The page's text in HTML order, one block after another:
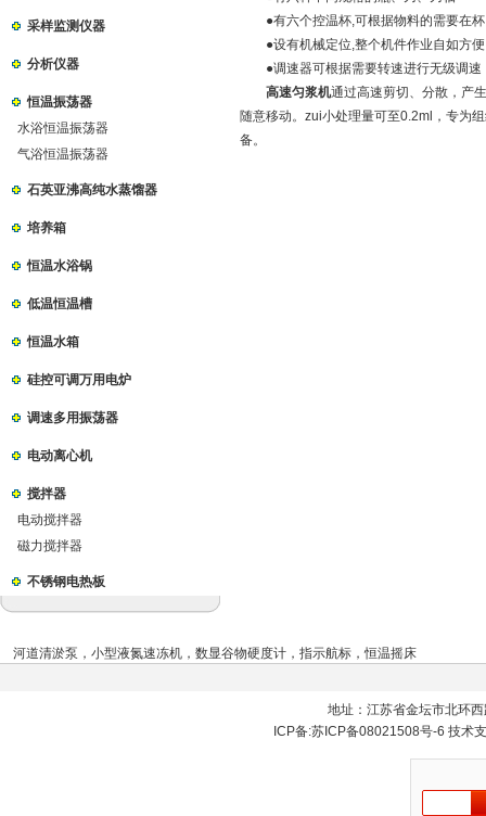
采样监测仪器
分析仪器
恒温振荡器
水浴恒温振荡器
气浴恒温振荡器
石英亚沸高纯水蒸馏器
培养箱
恒温水浴锅
低温恒温槽
恒温水箱
硅控可调万用电炉
调速多用振荡器
电动离心机
搅拌器
电动搅拌器
磁力搅拌器
不锈钢电热板
●有六个控温杯,可根据物料的需要在杯
●设有机械定位,整个机件作业自如方便
●调速器可根据需要转速进行无级调速
高速匀浆机通过高速剪切、分散，产
随意移动。zui小处理量可至0.2ml，专为
备。
河道清淤泵 ， 小型液氮速冻机 ， 数显谷物硬度计 ， 指示航标 ，恒温摇床
地址：江苏省金坛市北环
ICP备:苏ICP备08021508号-6 技术